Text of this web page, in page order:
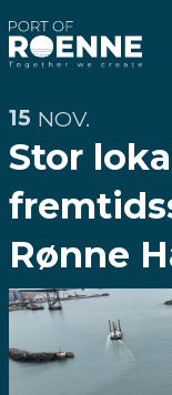
Rønne
Stor
Rønne
15 NOV.